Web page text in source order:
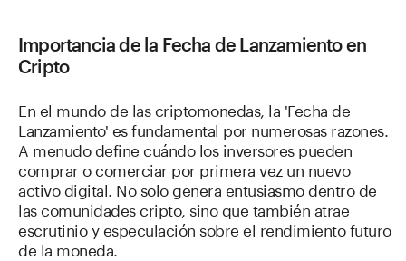
Importancia de la Fecha de Lanzamiento en
Cripto
En el mundo de las criptomonedas, la 'Fecha de
Lanzamiento' es fundamental por numerosas razones.
A menudo define cuándo los inversores pueden
comprar o comerciar por primera vez un nuevo
activo digital. No solo genera entusiasmo dentro de
las comunidades cripto, sino que también atrae
escrutinio y especulación sobre el rendimiento futuro
de la moneda.